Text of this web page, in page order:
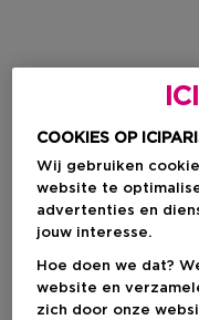
COOKIES OP
Wij gebruiken
website te
advertenties en
jouw interesse.
Hoe doen we dat?
website en
zich door onze